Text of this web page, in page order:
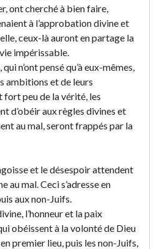
ont cherché à bien faire,
à l’approbation divine et
ceux-là auront en partage la
impérissable.
n’ont pensé qu’à eux-mêmes,
ambitions et de leurs
fort peu de la vérité, les
d’obéir aux règles divines et
au mal, seront frappés par la
et le désespoir attendent
au mal. Ceci s’adresse en
aux non-Juifs.
l’honneur et la paix
obéissent à la volonté de Dieu
premier lieu, puis les non-Juifs,